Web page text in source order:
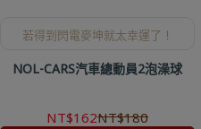
若得到閃電麥坤就太幸運了！
NOL-CARS汽車總動員2泡澡球
NT$162NT$180